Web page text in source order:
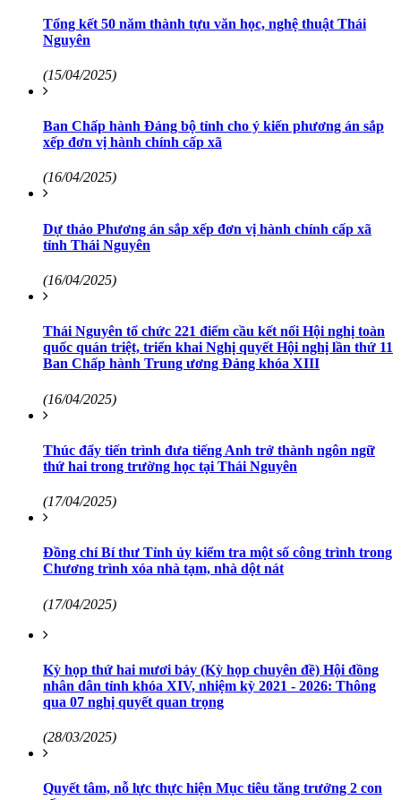
Tổng kết 50 năm thành tựu văn học, nghệ thuật Thái
Nguyên
(15/04/2025)
Ban Chấp hành Đảng bộ tỉnh cho ý kiến phương án sắp
xếp đơn vị hành chính cấp xã
(16/04/2025)
Dự thảo Phương án sắp xếp đơn vị hành chính cấp xã
tỉnh Thái Nguyên
(16/04/2025)
Thái Nguyên tổ chức 221 điểm cầu kết nối Hội nghị toàn
quốc quán triệt, triển khai Nghị quyết Hội nghị lần thứ 11
Ban Chấp hành Trung ương Đảng khóa XIII
(16/04/2025)
Thúc đẩy tiến trình đưa tiếng Anh trở thành ngôn ngữ
thứ hai trong trường học tại Thái Nguyên
(17/04/2025)
Đồng chí Bí thư Tỉnh ủy kiểm tra một số công trình trong
Chương trình xóa nhà tạm, nhà dột nát
(17/04/2025)
Kỳ họp thứ hai mươi bảy (Kỳ họp chuyên đề) Hội đồng
nhân dân tỉnh khóa XIV, nhiệm kỳ 2021 - 2026: Thông
qua 07 nghị quyết quan trọng
(28/03/2025)
Quyết tâm, nỗ lực thực hiện Mục tiêu tăng trưởng 2 con